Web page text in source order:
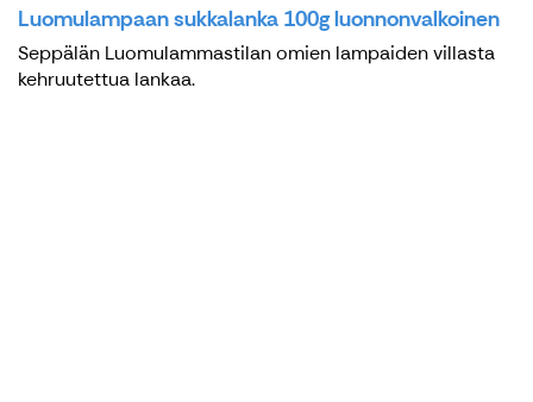
Luomulampaan sukkalanka 100g luonnonvalkoinen
Seppälän Luomulammastilan omien lampaiden villasta
kehruutettua lankaa.